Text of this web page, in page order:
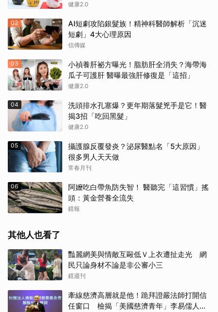
健康2.0
02
AI短劇攻陷銀髮族！精神科醫師解析「沉迷
短劇」4大心理原因
信傳媒
03
小禎養肝祕方曝光！脂肪肝全消失？海帶海
瓜子可護肝 醫曝最強肝修復是「這招」
健康2.0
04
洗頭排水孔塞爆？更年期落髮兇手是它！醫
揭3招「吃回黑髮」
健康2.0
05
攝護腺反覆發炎？泌尿醫點名「5大原因」
很多男人天天做
常春月刊
06
阿嬤吃白帶魚防失智！ 醫聽完「這習慣」搖
頭：黃金營養全流失
鏡報
其他人也看了
豔麗網美與情敵互毆低Ｖ上衣遭扯走光 網
民只論身材不論是非公審小三
鏡週刊
牽線慈濟高層就是他！跪拜證嚴法師打開信
任窗口 檢揭「美國慈濟青年」李易儒人脈